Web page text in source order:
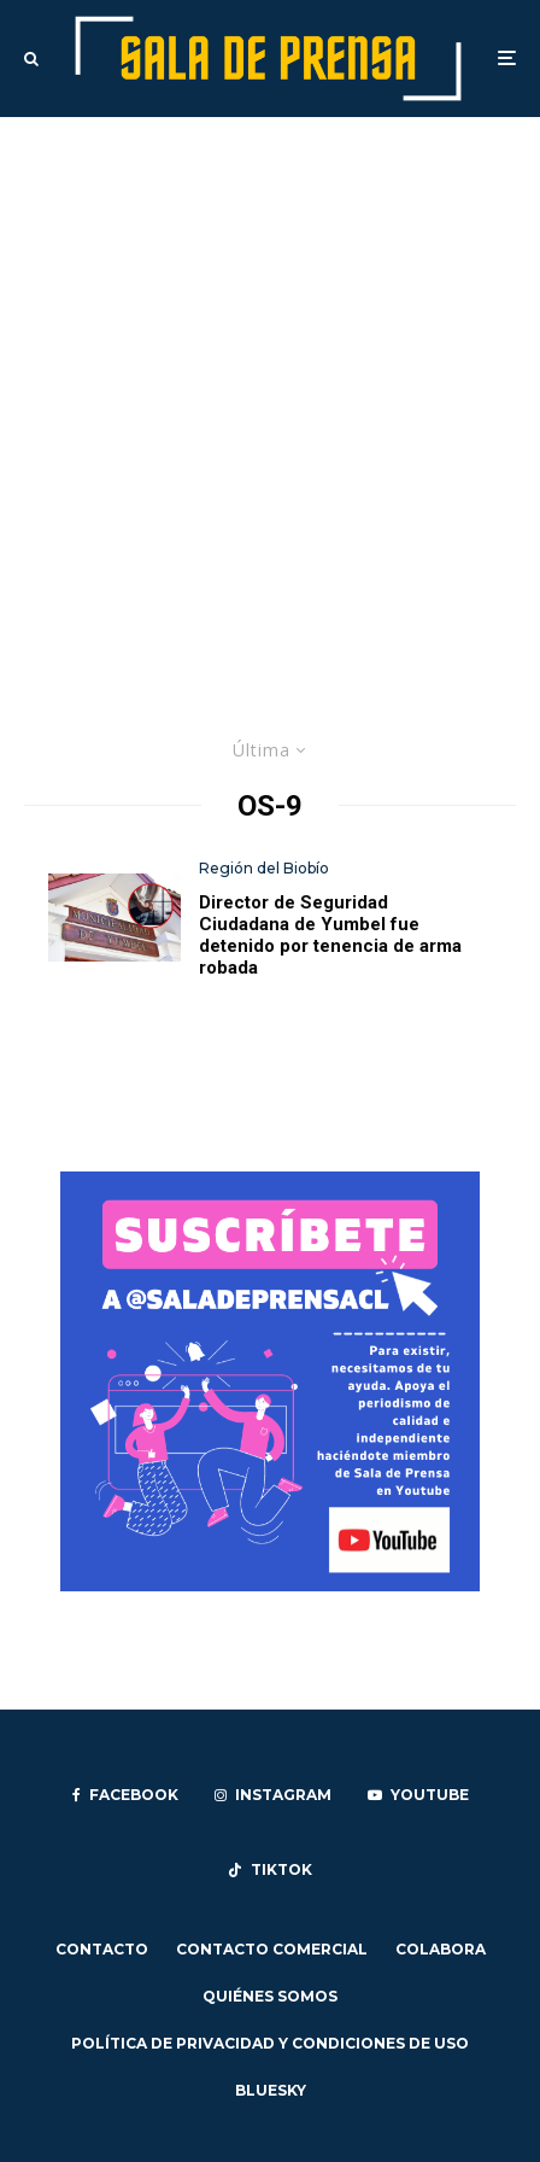
Última
OS-9
Región del Biobío
Director de Seguridad
Ciudadana de Yumbel fue
detenido por tenencia de arma
robada
FACEBOOK INSTAGRAM YOUTUBE
TIKTOK
CONTACTO CONTACTO COMERCIAL COLABORA
QUIÉNES SOMOS
POLÍTICA DE PRIVACIDAD Y CONDICIONES DE USO
BLUESKY